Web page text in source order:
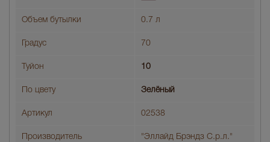
Объем бутылки 0.7 л
Градус 70
Туйон 10
По цвету Зелёный
Артикул 02538
Производитель "Эллайд Брэндз С.р.л."